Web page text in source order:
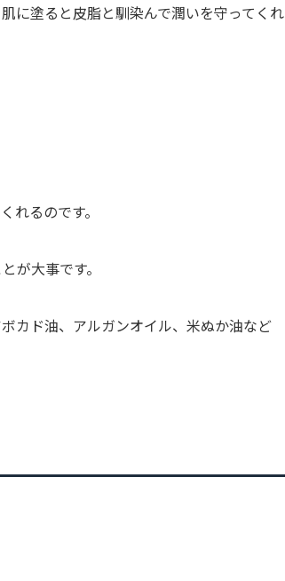
に塗ると皮脂と馴染んで潤いを守ってくれ
れるのです。
が大事です。
カド油、アルガンオイル、米ぬか油など